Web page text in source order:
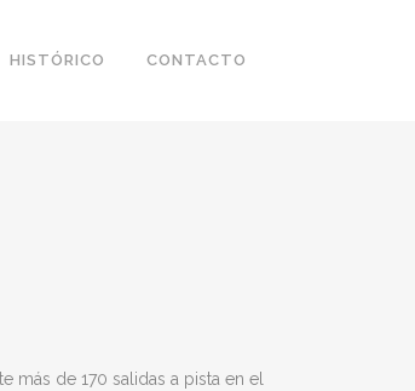
HISTÓRICO CONTACTO
más de 170 salidas a pista en el